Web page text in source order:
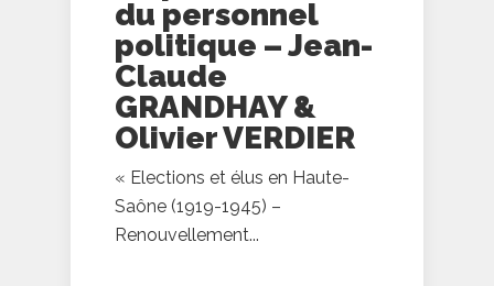
du personnel
politique – Jean-
Claude
GRANDHAY &
Olivier VERDIER
« Elections et élus en Haute-
Saône (1919-1945) –
Renouvellement...